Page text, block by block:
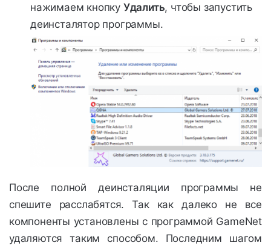
нажимаем кнопку Удалить, чтобы запустить
деинсталятор программы.
После полной деинсталяции программы не
спешите расслабятся. Так как далеко не все
компоненты установлены с программой GameNet
удаляются таким способом. Последним шагом